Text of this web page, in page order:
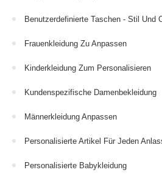
Benutzerdefinierte Taschen - Stil Und
Frauenkleidung Zu Anpassen
Kinderkleidung Zum Personalisieren
Kundenspezifische Damenbekleidung
Männerkleidung Anpassen
Personalisierte Artikel Für Jeden
Personalisierte Babykleidung